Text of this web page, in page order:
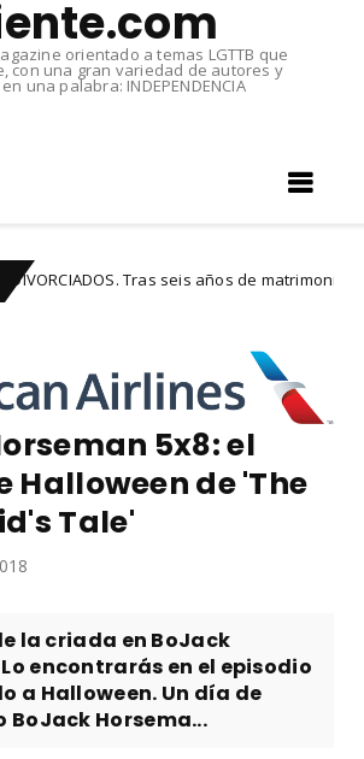
orientado a temas LGTTB que
con una gran variedad de autores y
una palabra: INDEPENDENCIA
Tras seis años de matrimonio
5x8: el
Halloween de 'The
Tale'
la criada en BoJack
encontrarás en el episodio
a Halloween. Un día de
BoJack Horsema...